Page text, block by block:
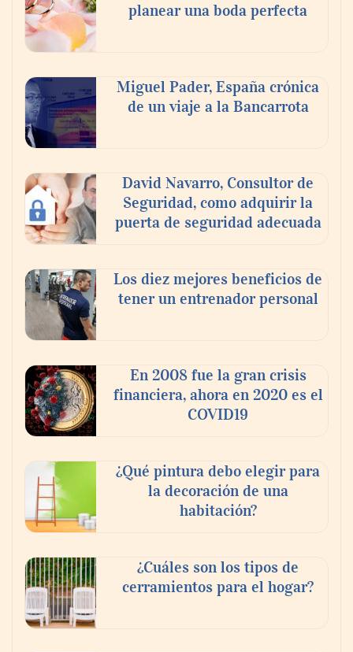
planear una boda perfecta
Miguel Pader, España crónica
de un viaje a la Bancarrota
David Navarro, Consultor de
Seguridad, como adquirir la
puerta de seguridad adecuada
Los diez mejores beneficios de
tener un entrenador personal
En 2008 fue la gran crisis
financiera, ahora en 2020 es el
COVID19
¿Qué pintura debo elegir para
la decoración de una
habitación?
¿Cuáles son los tipos de
cerramientos para el hogar?